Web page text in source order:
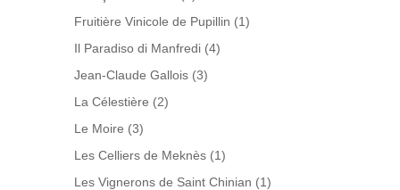
Fruitière Vinicole de Pupillin (1)
Il Paradiso di Manfredi (4)
Jean-Claude Gallois (3)
La Célestière (2)
Le Moire (3)
Les Celliers de Meknès (1)
Les Vignerons de Saint Chinian (1)